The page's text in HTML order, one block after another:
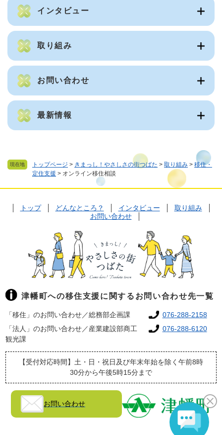
現在地 トップページ > きまっし！やさしさの街つばた > 取り組み > 移住・
定住支援 > オンライン移住相談
インタビュー
取り組み
お問い合わせ
最新情報
トップ どんなところ？ インタビュー
取り組み
お問い合わせ
津幡町への移住支援に関するお問い合わせ先一覧
「移住」のお問い合わせ／総務部企画課
076-288-2158
「法人」のお問い合わせ／産業建設部商工
観光課
076-288-6120
【受付対応時間】土・日・祝日及び年末年始を除く午前8時
30分から午後5時15分まで
お問い合わせ